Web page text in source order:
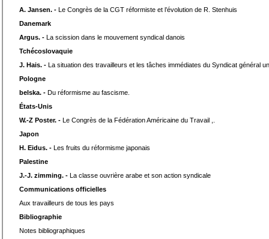
A. Jansen. - Le Congrès de la CGT réformiste et l’évolution de R. Stenhuis
Danemark
Argus. - La scission dans le mouvement syndical danois
Tchécoslovaquie
J. Hais. - La situation des travailleurs et les tâches immédiates du Syndicat général
Pologne
belska. - Du réformisme au fascisme.
États-Unis
W.-Z Poster. - Le Congrès de la Fédération Américaine du Travail ,.
Japon
H. Eidus. - Les fruits du réformisme japonais
Palestine
J.-J. zimming. - La classe ouvrière arabe et son action syndicale
Communications officielles
Aux travailleurs de tous les pays
Bibliographie
Notes bibliographiques